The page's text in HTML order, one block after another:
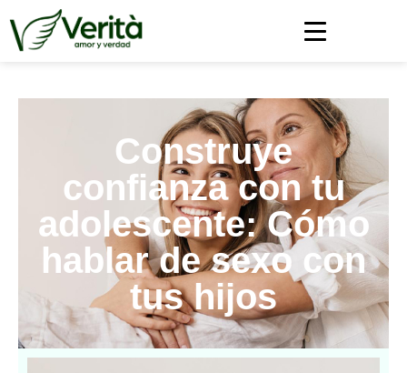
https://soyverita.com/
Construye
confianza con tu
adolescente: Cómo
hablar de sexo con
tus hijos